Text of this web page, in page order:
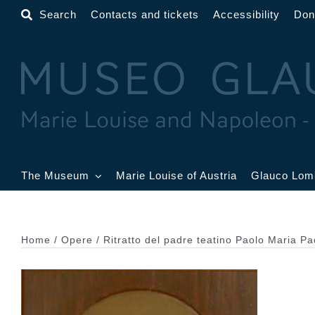
Search Contacts and tickets Accessibility
The Museum
Gold Room Toschi Room
Marie Louise of Austria Glauco
Home Opere Ritratto del padre teatino Paolo Maria